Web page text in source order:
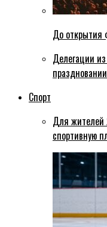
До открытия
Делегации
Спорт
Для жителей
спортивную